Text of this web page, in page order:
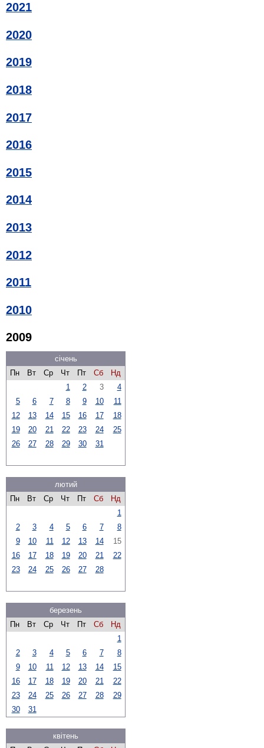
2021
2020
2019
2018
2017
2016
2015
2014
2013
2012
2011
2010
2009
січень
Пн
Вт Ср Чт Пт Сб
Нд
1
2 3
4
5
6 7 8 9 10
11
12
13 14 15 16 17
18
19
20 21 22 23 24
25
26
27 28 29 30 31
лютий
Пн
Вт Ср Чт Пт Сб
Нд
1
2
3 4 5 6 7
8
9
10 11 12 13 14
15
16
17 18 19 20 21
22
23
24 25 26 27 28
березень
Пн
Вт Ср Чт Пт Сб
Нд
1
2
3 4 5 6 7
8
9
10 11 12 13 14
15
16
17 18 19 20 21
22
23
24 25 26 27 28
29
30
31
квітень